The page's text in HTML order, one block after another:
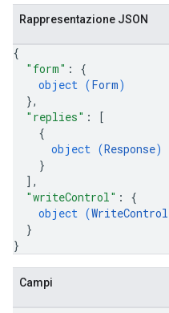
Rappresentazione JSON
{
"form" : {
object (Form)
},
"replies" :
[
{
object (Response)
}
] ,
"writeControl" : {
object (WriteControl
}
}
Campi